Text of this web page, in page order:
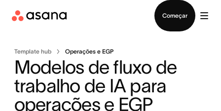
Começar
Template hub Operações e EGP
Modelos de fluxo de
trabalho de IA para
operações e EGP